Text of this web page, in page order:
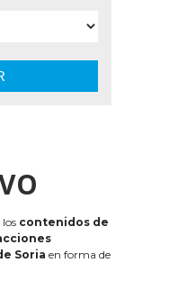
los contenidos de
Soria en forma de